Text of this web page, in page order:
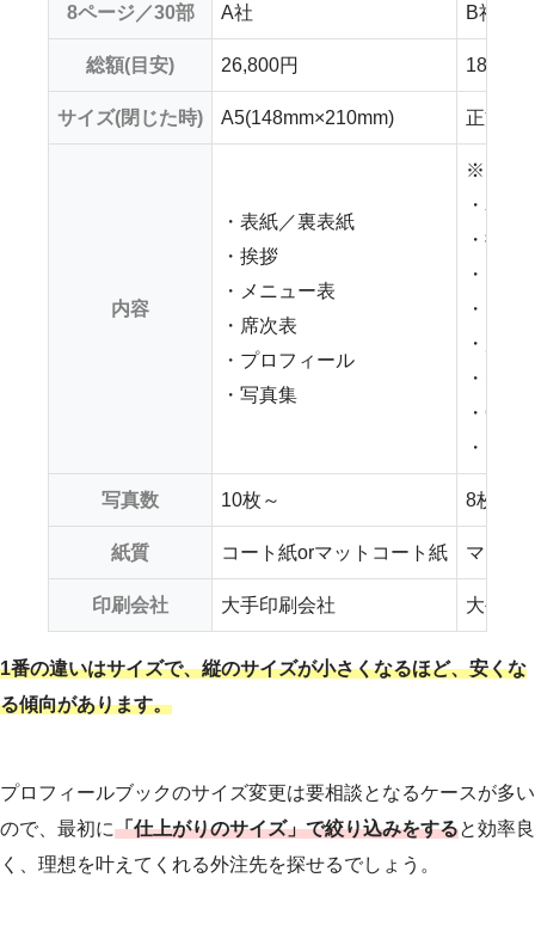
8ページ／30部 A社 B社
総額(目安) 26,800円 18,000
サイズ(閉じた時) A5(148mm×210mm) 正方形
内容
・表紙／裏表紙
・挨拶
・メニュー表
・席次表
・プロフィール
・写真集
※自由
・表紙
・挨拶
・プロ
・メニ
・席次
・なれ
・Q&A
・DIY
写真数 10枚～ 8枚～
紙質 コート紙orマットコート紙 マット
印刷会社 大手印刷会社 大手印
1番の違いはサイズで、縦のサイズが小さくなるほど、安くな
る傾向があります。
プロフィールブックのサイズ変更は要相談となるケースが多い
ので、最初に「仕上がりのサイズ」で絞り込みをすると効率良
く、理想を叶えてくれる外注先を探せるでしょう。